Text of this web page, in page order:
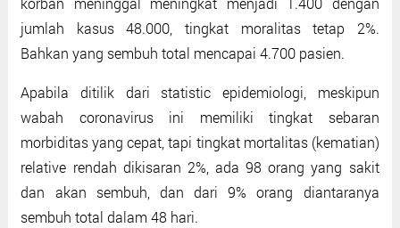
jumlah kasus 48.000, tingkat moralitas tetap 2%.
Bahkan yang sembuh total mencapai 4.700 pasien.
Apabila ditilik dari statistic epidemiologi, meskipun
wabah coronavirus ini memiliki tingkat sebaran
morbiditas yang cepat, tapi tingkat mortalitas (kematian)
relative rendah dikisaran 2%, ada 98 orang yang sakit
dan akan sembuh, dan dari 9% orang diantaranya
sembuh total dalam 48 hari.